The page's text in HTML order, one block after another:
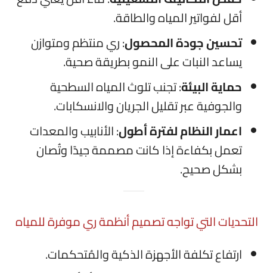
أقل لفواتير المياه والطاقة.
تحسين جودة المحصول: ري منتظم ومتوازن
يساعد النبات على النمو بطريقة صحية.
حماية البيئة: تجنب تلوث المياه السطحية
والجوفية عبر تقليل الجريان والانسكابات.
اعمار النظام لفترة أطول: الأنابيب والمعدات
تعمل بكفاءة إذا كانت مصممة جيدًا وتُصان
بشكل صحيح.
التحديات التي تواجه تصميم أنظمة ري موفرة للمياه
ارتفاع تكلفة الأجهزة الذكية والمُتحكمات.